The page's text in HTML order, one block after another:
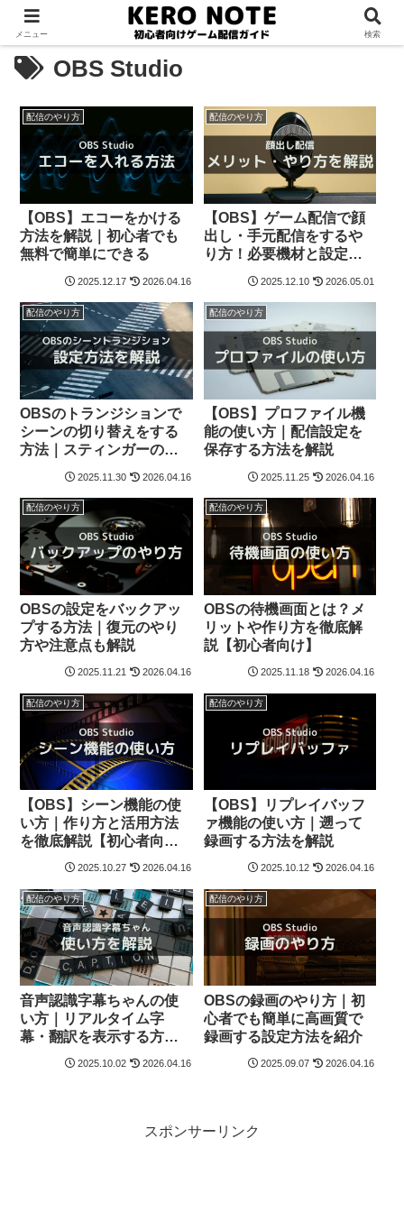
OBS Studio
配信のやり方
【OBS】エコーをかける
方法を解説｜初心者でも
無料で簡単にできる
2025.12.17 2026.04.16
配信のやり方
【OBS】ゲーム配信で顔
出し・手元配信をするや
り方！必要機材と設定を
2025.12.10 2026.05.01
配信のやり方
OBSのトランジションで
シーンの切り替えをする
方法｜スティンガーの作
2025.11.30 2026.04.16
配信のやり方
【OBS】プロファイル機
能の使い方｜配信設定を
保存する方法を解説
2025.11.25 2026.04.16
配信のやり方
OBSの設定をバックアッ
プする方法｜復元のやり
方や注意点も解説
2025.11.21 2026.04.16
配信のやり方
OBSの待機画面とは？メ
リットや作り方を徹底解
説【初心者向け】
2025.11.18 2026.04.16
配信のやり方
【OBS】シーン機能の使
い方｜作り方と活用方法
を徹底解説【初心者向
2025.10.27 2026.04.16
配信のやり方
【OBS】リプレイバッフ
ァ機能の使い方｜遡って
録画する方法を解説
2025.10.12 2026.04.16
配信のやり方
音声認識字幕ちゃんの使
い方｜リアルタイム字
幕・翻訳を表示する方法
2025.10.02 2026.04.16
配信のやり方
OBSの録画のやり方｜初
心者でも簡単に高画質で
録画する設定方法を紹介
2025.09.07 2026.04.16
スポンサーリンク
メニュー 検索